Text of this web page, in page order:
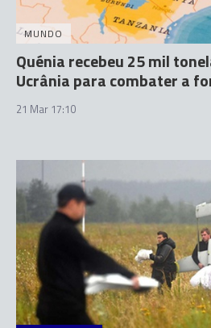
MUNDO
Quénia recebeu 25 mil
Ucrânia para combater a
21 Mar 17:10